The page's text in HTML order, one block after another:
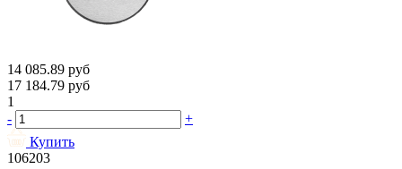
14 085.89 руб
17 184.79 руб
1
-
+
Купить
106203